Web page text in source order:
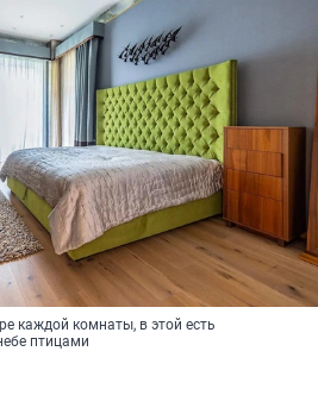
каждой комнаты, в этой есть
птицами